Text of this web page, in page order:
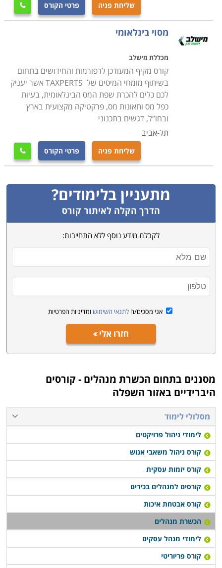
שליחת פניה פרטי הקורס 
מסוי בינלאומי
מכללת מישלב
קורס מקיף המעודכן לרפורמות והחידושים בתחום
בשיתוף מומחי המיסים של TAXPERTS אשר יעניק
לכם כלים להכרת שפת המס הבינלאומית, בעיות
כפל מס ותאונות מס, פרקטיקה מקצועית בארץ
ובחו“ל, דגשים בתכנוני
תל-אביב
שליחת פניה פרטי הקורס 
מתעניין בלימודים?
הדרך הקלה לאיתור קורס
לקבלת מידע נוסף ללא התחייבות:
אני מסכים/ה לתנאי השימוש ומדיניות הפרטיות
חזרו אלי
מסננים בתחום הכשרת מנהלים - קורסים
היברידיים באזור השפלה
מסלולי לימוד
לימודי ניהול פרויקטים
קורס ניהול משאבי אנוש
קורס יזמות עסקית
קורסים למנהלים בכירים
קורס אבטחת איכות
הכשרת מנהלים
לימודי מנהל עסקים
קורס פריוריטי